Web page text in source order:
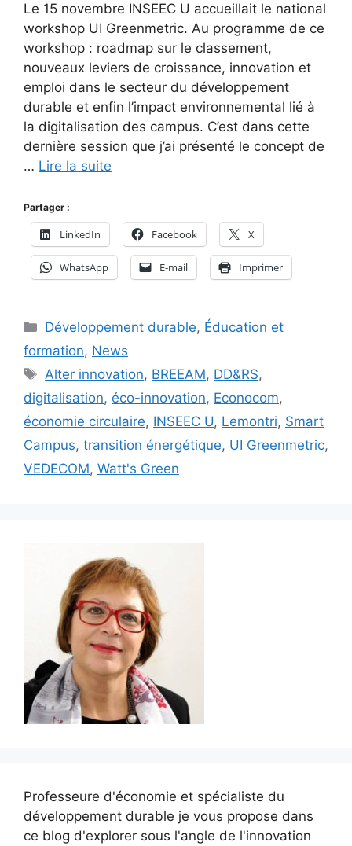
Le 15 novembre INSEEC U accueillait le national
workshop UI Greenmetric. Au programme de ce
workshop : roadmap sur le classement,
nouveaux leviers de croissance, innovation et
emploi dans le secteur du développement
durable et enfin l’impact environnemental lié à
la digitalisation des campus. C’est dans cette
dernière session que j’ai présenté le concept de
… Lire la suite
Partager :
LinkedIn Facebook X
WhatsApp E-mail Imprimer
Catégories
Développement durable, Éducation et
formation, News
Étiquettes
Alter innovation, BREEAM, DD&RS,
digitalisation, éco-innovation, Econocom,
économie circulaire, INSEEC U, Lemontri, Smart
Campus, transition énergétique, UI Greenmetric,
VEDECOM, Watt's Green
Professeure d'économie et spécialiste du
développement durable je vous propose dans
ce blog d'explorer sous l'angle de l'innovation